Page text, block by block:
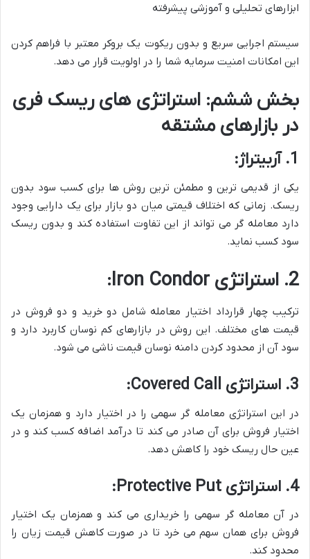
ابزارهای تحلیلی و آموزشی پیشرفته
سیستم اجرایی سریع و بدون ریکوت یک بروکر معتبر با فراهم کردن
این امکانات امنیت سرمایه شما را در اولویت قرار می دهد.
بخش ششم: استراتژی های ریسک فری
در بازارهای مشتقه
1. آربیتراژ:
یکی از قدیمی ترین و مطمئن ترین روش ها برای کسب سود بدون
ریسک. زمانی که اختلاف قیمتی میان دو بازار برای یک دارایی وجود
دارد معامله گر می تواند از این تفاوت استفاده کند و بدون ریسک
سود کسب نماید.
2. استراتژی Iron Condor:
ترکیب چهار قرارداد اختیار معامله شامل دو خرید و دو فروش در
قیمت های مختلف. این روش در بازارهای کم نوسان کاربرد دارد و
سود آن از محدود کردن دامنه نوسان قیمت ناشی می شود.
3. استراتژی Covered Call:
در این استراتژی معامله گر سهمی را در اختیار دارد و همزمان یک
اختیار فروش برای آن صادر می کند تا درآمد اضافه کسب کند و در
عین حال ریسک خود را کاهش دهد.
4. استراتژی Protective Put:
در آن معامله گر سهمی را خریداری می کند و همزمان یک اختیار
فروش برای همان سهم می خرد تا در صورت کاهش قیمت زیان را
محدود کند.